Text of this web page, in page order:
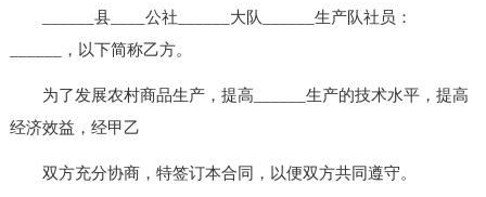
______县____公社______大队______生产队社员：
______，以下简称乙方。
为了发展农村商品生产，提高______生产的技术水平，提高
经济效益，经甲乙
双方充分协商，特签订本合同，以便双方共同遵守。